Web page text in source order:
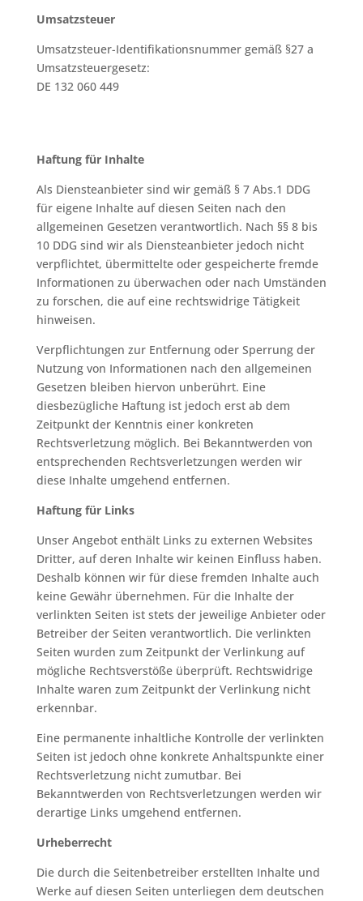
Umsatzsteuer
Umsatzsteuer-Identifikationsnummer gemäß §27 a
Umsatzsteuergesetz:
DE 132 060 449
Haftung für Inhalte
Als Diensteanbieter sind wir gemäß § 7 Abs.1 DDG
für eigene Inhalte auf diesen Seiten nach den
allgemeinen Gesetzen verantwortlich. Nach §§ 8 bis
10 DDG sind wir als Diensteanbieter jedoch nicht
verpflichtet, übermittelte oder gespeicherte fremde
Informationen zu überwachen oder nach Umständen
zu forschen, die auf eine rechtswidrige Tätigkeit
hinweisen.
Verpflichtungen zur Entfernung oder Sperrung der
Nutzung von Informationen nach den allgemeinen
Gesetzen bleiben hiervon unberührt. Eine
diesbezügliche Haftung ist jedoch erst ab dem
Zeitpunkt der Kenntnis einer konkreten
Rechtsverletzung möglich. Bei Bekanntwerden von
entsprechenden Rechtsverletzungen werden wir
diese Inhalte umgehend entfernen.
Haftung für Links
Unser Angebot enthält Links zu externen Websites
Dritter, auf deren Inhalte wir keinen Einfluss haben.
Deshalb können wir für diese fremden Inhalte auch
keine Gewähr übernehmen. Für die Inhalte der
verlinkten Seiten ist stets der jeweilige Anbieter oder
Betreiber der Seiten verantwortlich. Die verlinkten
Seiten wurden zum Zeitpunkt der Verlinkung auf
mögliche Rechtsverstöße überprüft. Rechtswidrige
Inhalte waren zum Zeitpunkt der Verlinkung nicht
erkennbar.
Eine permanente inhaltliche Kontrolle der verlinkten
Seiten ist jedoch ohne konkrete Anhaltspunkte einer
Rechtsverletzung nicht zumutbar. Bei
Bekanntwerden von Rechtsverletzungen werden wir
derartige Links umgehend entfernen.
Urheberrecht
Die durch die Seitenbetreiber erstellten Inhalte und
Werke auf diesen Seiten unterliegen dem deutschen